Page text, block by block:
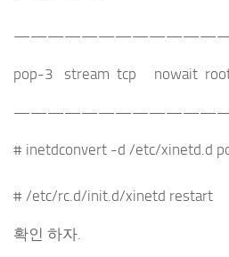
pop-3 stream tcp nowait
# inetdconvert -d /etc/xinetd.d
# /etc/rc.d/init.d/xinetd restart
확인 하자.